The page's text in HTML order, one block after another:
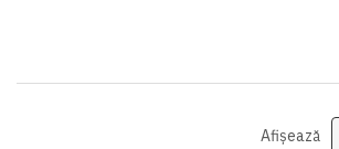
Afișează